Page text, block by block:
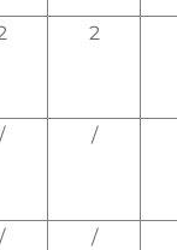
2
/ /
/ /